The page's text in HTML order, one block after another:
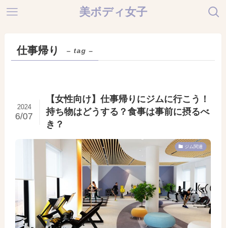
美ボディ女子
仕事帰り – tag –
【女性向け】仕事帰りにジムに行こう！
持ち物はどうする？食事は事前に摂るべ
き？
2024
6/07
ジム関連